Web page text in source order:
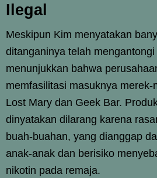
Ilegal
Meskipun Kim menyatakan
ditanganinya telah
menunjukkan bahwa
memfasilitasi masuknya merek-
Lost Mary dan Geek Bar.
dinyatakan dilarang karena
buah-buahan, yang dianggap
anak-anak dan berisiko
nikotin pada remaja.